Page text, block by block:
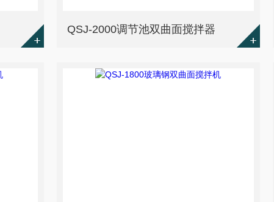
QSJ-2000调节池双曲面搅拌器